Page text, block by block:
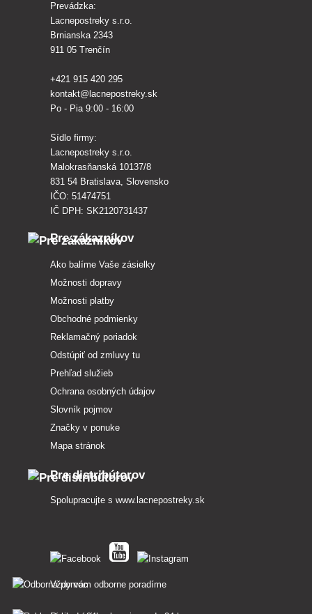
Prevádzka:
Lacnepostreky s.r.o.
Brnianska 2343
911 05 Trenčín
+421 915 420 295
kontakt@lacnepostreky.sk
Po - Pia 9:00 - 16:00
Sídlo firmy:
Lacnepostreky s.r.o.
Malokrasňanská 10137/8
831 54 Bratislava, Slovensko
IČO: 51474751
IČ DPH: SK2120731437
Pre zákazníkov
Ako balíme Vaše zásielky
Možnosti dopravy
Možnosti platby
Obchodné podmienky
Reklamačný poriadok
Odstúpiť od zmluvy tu
Prehľad služieb
Ochrana osobných údajov
Slovník pojmov
Značky v ponuke
Mapa stránok
Pre distribútorov
Spolupracujte s www.lacnepostreky.sk
Vždy vám odborne poradíme